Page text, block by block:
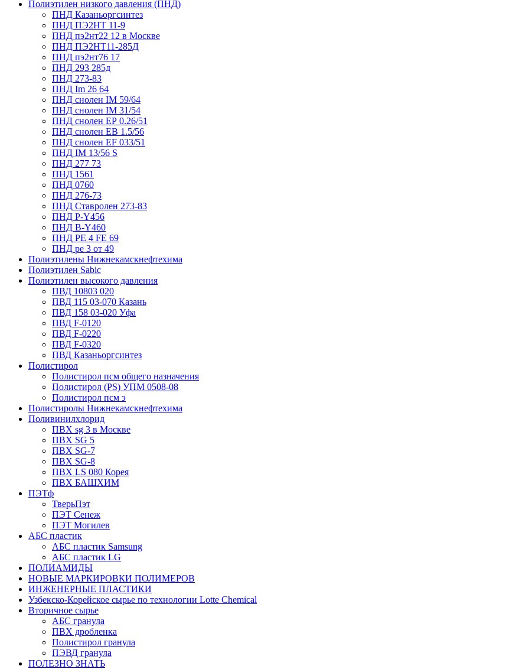
Полиэтилен низкого давления (ПНД)
ПНД Казаньоргсинтез
ПНД ПЭ2НТ 11-9
ПНД пэ2нт22 12 в Москве
ПНД ПЭ2НТ11-285Д
ПНД пэ2нт76 17
ПНД 293 285д
ПНД 273-83
ПНД Im 26 64
ПНД снолен IM 59/64
ПНД снолен IM 31/54
ПНД снолен ЕР 0.26/51
ПНД снолен ЕВ 1.5/56
ПНД снолен ЕF 033/51
ПНД IM 13/56 S
ПНД 277 73
ПНД 1561
ПНД 0760
ПНД 276-73
ПНД Ставролен 273-83
ПНД P-Y456
ПНД B-Y460
ПНД РЕ 4 FE 69
ПНД ре 3 от 49
Полиэтилены Нижнекамскнефтехима
Полиэтилен Sabic
Полиэтилен высокого давления
ПВД 10803 020
ПВД 115 03-070 Казань
ПВД 158 03-020 Уфа
ПВД F-0120
ПВД F-0220
ПВД F-0320
ПВД Казаньоргсинтез
Полистирол
Полистирол псм общего назначения
Полистирол (PS) УПМ 0508-08
Полистирол псм э
Полистиролы Нижнекамскнефтехима
Поливинилхлорид
ПВХ sg 3 в Москве
ПВХ SG 5
ПВХ SG-7
ПВХ SG-8
ПВХ LS 080 Корея
ПВХ БАШХИМ
ПЭТф
ТверьПэт
ПЭТ Сенеж
ПЭТ Могилев
АБС пластик
АБС пластик Samsung
АБС пластик LG
ПОЛИАМИДЫ
НОВЫЕ МАРКИРОВКИ ПОЛИМЕРОВ
ИНЖЕНЕРНЫЕ ПЛАСТИКИ
Узбекско-Корейское сырье по технологии Lotte Chemical
Втoричное сырье
АБС гранула
ПВХ дробленка
Полистирол гранула
ПЭВД гранула
ПОЛЕЗНО ЗНАТЬ